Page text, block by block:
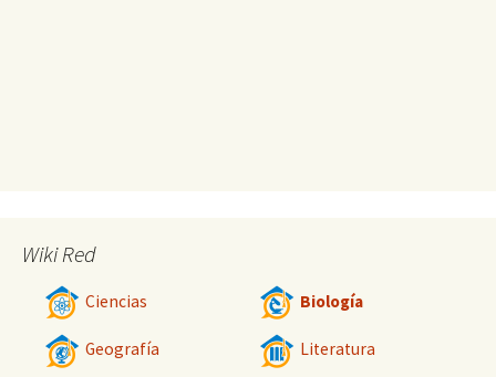
Wiki Red
Ciencias Biología
Geografía Literatura